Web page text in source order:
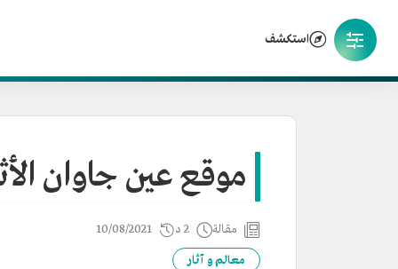
استكشف
موقع عين جاوان
مقالة 2 د 10/08/2021
معالم و آثار